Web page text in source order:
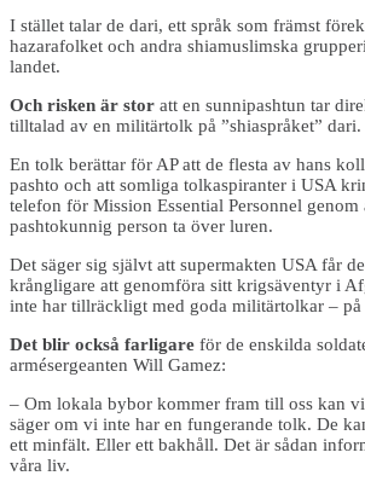
I stället talar de dari, ett språk som främst
hazarafolket och andra shiamuslimska
landet.
Och risken är stor att en sunnipashtun tar
tilltalad av en militärtolk på ”shiaspråket” dari.
En tolk berättar för AP att de flesta av hans
pashto och att somliga tolkaspiranter i USA
telefon för Mission Essential Personnel genom
pashtokunnig person ta över luren.
Det säger sig självt att supermakten USA får
krångligare att genomföra sitt krigsäventyr i
inte har tillräckligt med goda militärtolkar – på
Det blir också farligare för de enskilda
armésergeanten Will Gamez:
– Om lokala bybor kommer fram till oss kan
säger om vi inte har en fungerande tolk. De
ett minfält. Eller ett bakhåll. Det är sådan
våra liv.